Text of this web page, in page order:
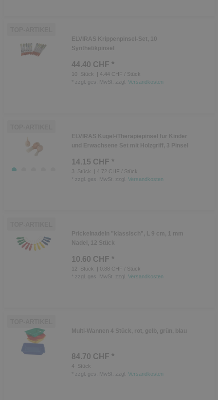
ELVIRAS Krippenpinsel-Set, 10
Synthetikpinsel
44.40 CHF *
10 Stück
| 4.44 CHF / Stück
zzgl. ges. MwSt. zzgl. Versandkosten
ELVIRAS Kugel-/Therapiepinsel für Kinder
und Erwachsene Set mit Holzgriff, 3 Pinsel
14.15 CHF *
3 Stück
| 4.72 CHF / Stück
zzgl. ges. MwSt. zzgl. Versandkosten
Prickelnadeln "klassisch", L 9 cm, 1 mm
Nadel, 12 Stück
10.60 CHF *
12 Stück
| 0.88 CHF / Stück
zzgl. ges. MwSt. zzgl. Versandkosten
Multi-Wannen 4 Stück, rot, gelb, grün, blau
84.70 CHF *
4
Stück
zzgl. ges. MwSt. zzgl. Versandkosten